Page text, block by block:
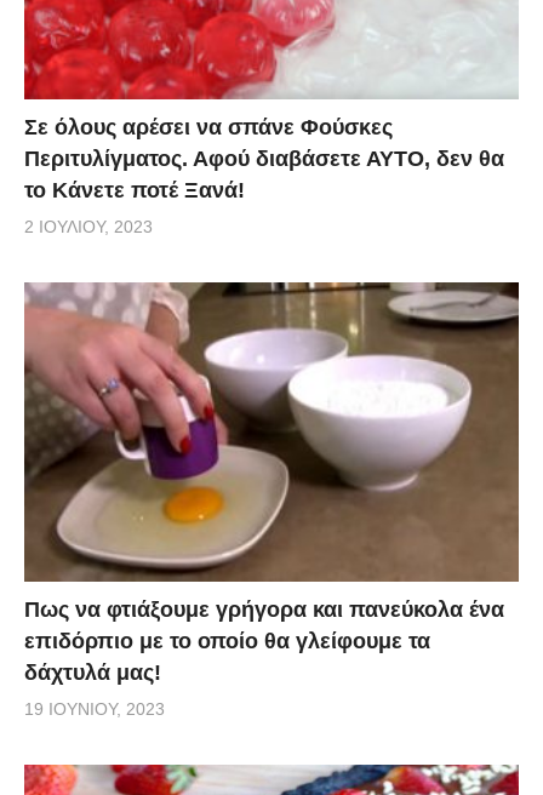
Σε όλους αρέσει να σπάνε Φούσκες
Περιτυλίγματος. Αφού διαβάσετε ΑΥΤΟ, δεν θα
το Κάνετε ποτέ Ξανά!
2 ΙΟΥΛΊΟΥ, 2023
Πως να φτιάξουμε γρήγορα και πανεύκολα ένα
επιδόρπιο με το οποίο θα γλείφουμε τα
δάχτυλά μας!
19 ΙΟΥΝΊΟΥ, 2023